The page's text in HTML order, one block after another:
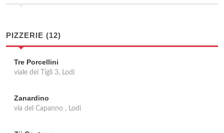
PIZZERIE (12)
Tre Porcellini
viale dei Tigli 3, Lodi
Zanardino
via del Capanno , Lodi